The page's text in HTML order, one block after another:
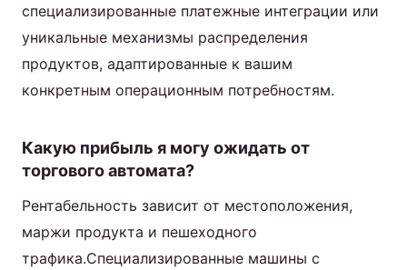
специализированные платежные интеграции или
уникальные механизмы распределения
продуктов, адаптированные к вашим
конкретным операционным потребностям.
Какую прибыль я могу ожидать от
торгового автомата?
Рентабельность зависит от местоположения,
маржи продукта и пешеходного
трафика.Специализированные машины с